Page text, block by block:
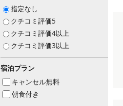
指定なし
クチコミ評価5
クチコミ評価4以上
クチコミ評価3以上
宿泊プラン
キャンセル無料
朝食付き